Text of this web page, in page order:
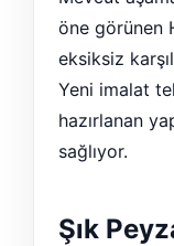
öne görünen
eksiksiz
Yeni imalat
hazırlanan
sağlıyor.
Şık